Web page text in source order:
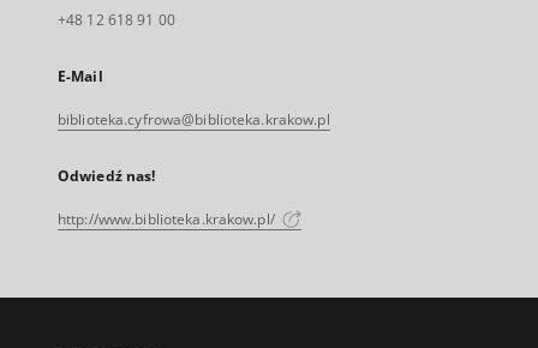
+48 12 618 91 00
E-Mail
biblioteka.cyfrowa@biblioteka.krakow.pl
Odwiedź nas!
http://www.biblioteka.krakow.pl/